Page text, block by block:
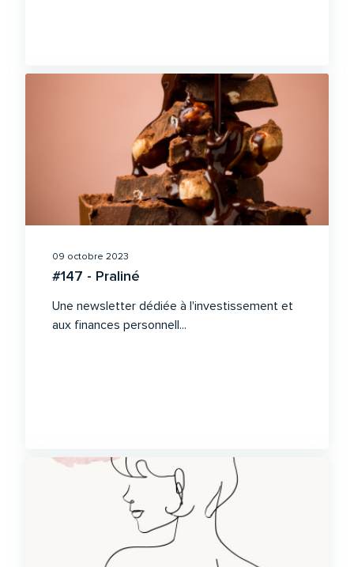
09 octobre 2023
#147 - Praliné
Une newsletter dédiée à l'investissement et
aux finances personnell...